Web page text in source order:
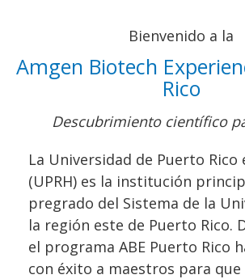
Bienvenido a la
Amgen Biotech
Rico
Descubrimiento científico
La Universidad de Puerto Rico
(UPRH) es la institución
pregrado del Sistema de la
la región este de Puerto Rico.
el programa ABE Puerto Rico
con éxito a maestros para que